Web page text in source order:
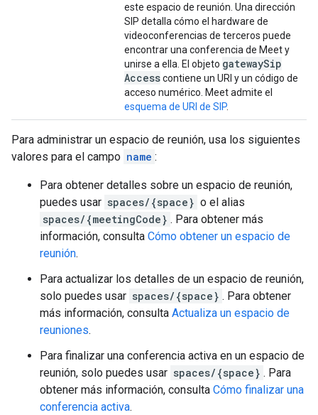
este espacio de reunión. Una dirección
SIP detalla cómo el hardware de
videoconferencias de terceros puede
encontrar una conferencia de Meet y
unirse a ella. El objeto gatewaySip
Accesscontiene un URI y un código de
acceso numérico. Meet admite el
esquema de URI de SIP.
Para administrar un espacio de reunión, usa los siguientes
valores para el campo name :
Para obtener detalles sobre un espacio de reunión,
puedes usar spaces/{space} o el alias
spaces/{meetingCode} . Para obtener más
información, consulta Cómo obtener un espacio de
reunión.
Para actualizar los detalles de un espacio de reunión,
solo puedes usar spaces/{space} . Para obtener
más información, consulta Actualiza un espacio de
reuniones.
Para finalizar una conferencia activa en un espacio de
reunión, solo puedes usar spaces/{space} . Para
obtener más información, consulta Cómo finalizar una
conferencia activa.